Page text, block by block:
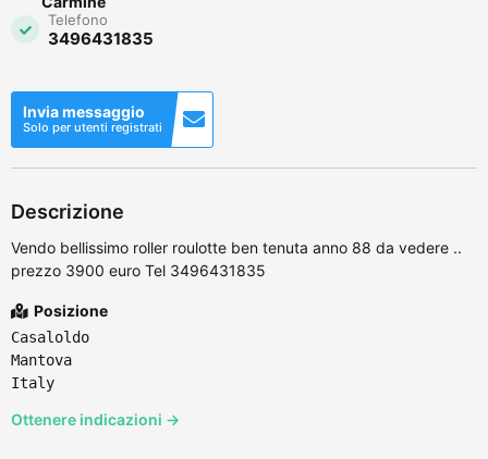
Telefono
3496431835
Invia messaggio
Solo per utenti registrati
Descrizione
Vendo bellissimo roller roulotte ben tenuta anno 88 da vedere ..
prezzo 3900 euro Tel 3496431835
Posizione
Casaloldo
Mantova
Italy
Ottenere indicazioni →